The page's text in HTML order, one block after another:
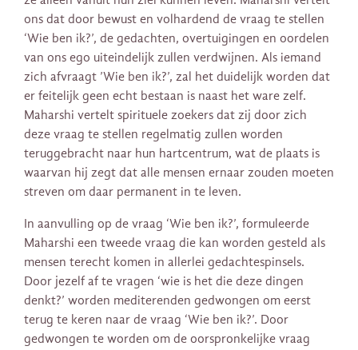
ons dat door bewust en volhardend de vraag te stellen
‘Wie ben ik?’, de gedachten, overtuigingen en oordelen
van ons ego uiteindelijk zullen verdwijnen. Als iemand
zich afvraagt ​​’Wie ben ik?’, zal het duidelijk worden dat
er feitelijk geen echt bestaan is ​​naast het ware zelf.
Maharshi vertelt spirituele zoekers dat zij door zich
deze vraag te stellen regelmatig zullen worden
teruggebracht naar hun hartcentrum, wat de plaats is
waarvan hij zegt dat alle mensen ernaar zouden moeten
streven om daar permanent in te leven.
In aanvulling op de vraag ‘Wie ben ik?’, formuleerde
Maharshi een tweede vraag die kan worden gesteld als
mensen terecht komen in allerlei gedachtespinsels.
Door jezelf af te vragen ‘wie is het die deze dingen
denkt?’ worden mediterenden gedwongen om eerst
terug te keren naar de vraag ‘Wie ben ik?’. Door
gedwongen te worden om de oorspronkelijke vraag